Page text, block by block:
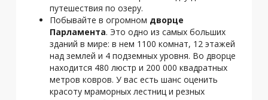
путешествия по озеру.
Побывайте в огромном дворце
Парламента. Это одно из самых больших
зданий в мире: в нем 1100 комнат, 12 этажей
над землей и 4 подземных уровня. Во дворце
находится 480 люстр и 200 000 квадратных
метров ковров. У вас есть шанс оценить
красоту мраморных лестниц и резных